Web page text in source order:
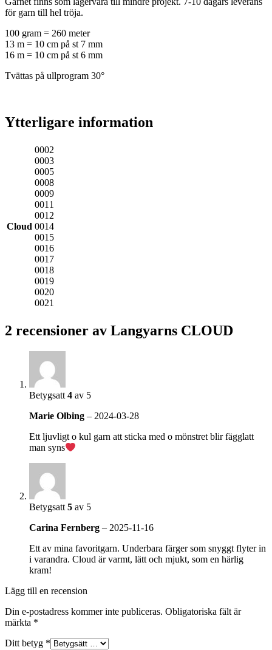
för garn till hel tröja.
100 gram = 260 meter
13 m = 10 cm på st 7 mm
16 m = 10 cm på st 6 mm
Tvättas på ullprogram 30°
Ytterligare information
Cloud
0002
0003
0005
0008
0009
0011
0012
0014
0015
0016
0017
0018
0019
0020
0021
2 recensioner av Langyarns CLOUD
Betygsatt 4 av 5
Marie Olbing – 2024-03-28
Ett ljuvligt o kul garn att sticka med o mönstret blir fägglatt
man syns
Betygsatt 5 av 5
Carina Fernberg – 2025-11-16
Ett av mina favoritgarn. Underbara färger som snyggt flyter in
i varandra. Cloud är varmt, lätt och mjukt, som en härlig
kram!
Lägg till en recension
Din e-postadress kommer inte publiceras. Obligatoriska fält är
märkta *
Ditt betyg *